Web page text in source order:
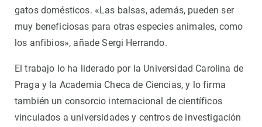
gatos domésticos. «Las balsas, además, pueden ser
muy beneficiosas para otras especies animales, como
los anfibios», añade Sergi Herrando.
El trabajo lo ha liderado por la Universidad Carolina de
Praga y la Academia Checa de Ciencias, y lo firma
también un consorcio internacional de científicos
vinculados a universidades y centros de investigación